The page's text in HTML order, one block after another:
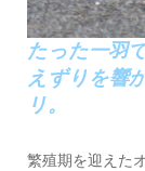
たった一羽
えずりを響
リ。
繁殖期を迎えた